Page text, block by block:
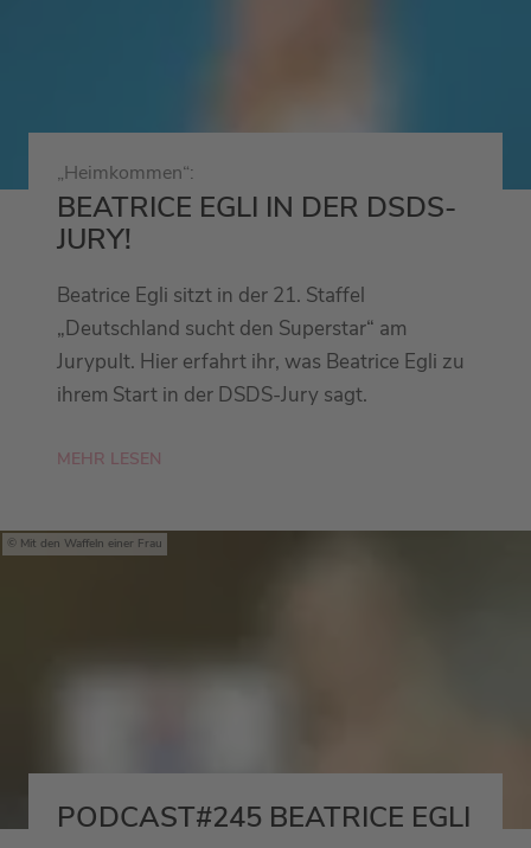
„Heimkommen“:
BEATRICE EGLI IN DER DSDS-
JURY!
Beatrice Egli sitzt in der 21. Staffel
„Deutschland sucht den Superstar“ am
Jurypult. Hier erfahrt ihr, was Beatrice Egli zu
ihrem Start in der DSDS-Jury sagt.
MEHR LESEN
Mit den Waffeln einer Frau
PODCAST#245 BEATRICE EGLI